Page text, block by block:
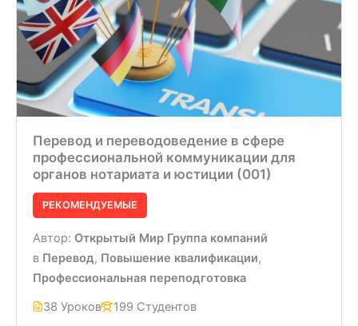
Перевод и переводоведение в сфере
профессиональной коммуникации для
органов нотариата и юстиции (001)
РЕКОМЕНДУЕМЫЕ
Автор: Открытый Мир Группа компаний
в Перевод, Повышение квалификации,
Профессиональная переподготовка
38 Уроков
199 Студентов